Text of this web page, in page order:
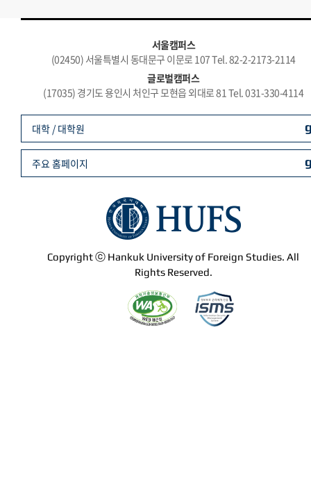
서울캠퍼스
(02450) 서울특별시 동대문구 이문로 107 Tel. 82-2-2173-2114
글로벌캠퍼스
(17035) 경기도 용인시 처인구 모현읍 외대로 81 Tel. 031-330-4114
Copyright ⓒ Hankuk University of Foreign Studies. All
Rights Reserved.
대학 / 대학원
주요 홈페이지